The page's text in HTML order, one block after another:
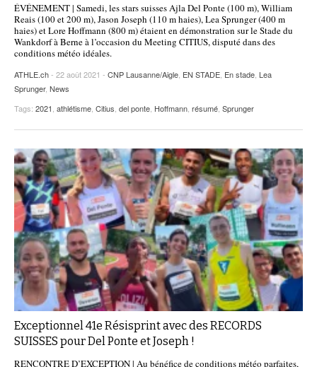
ÉVÉNEMENT | Samedi, les stars suisses Ajla Del Ponte (100 m), William
Reais (100 et 200 m), Jason Joseph (110 m haies), Lea Sprunger (400 m
haies) et Lore Hoffmann (800 m) étaient en démonstration sur le Stade du
Wankdorf à Berne à l’occasion du Meeting CITIUS, disputé dans des
conditions météo idéales.
ATHLE.ch- 22 août 2021 - CNP Lausanne/Aigle EN STADE En stade Lea
Sprunger, News
Tags: 2021 athlétisme Citius del ponte Hoffmann résumé Sprunger
Exceptionnel 41e Résisprint avec des RECORDS
SUISSES pour Del Ponte et Joseph !
RENCONTRE D’EXCEPTION | Au bénéfice de conditions météo parfaites,